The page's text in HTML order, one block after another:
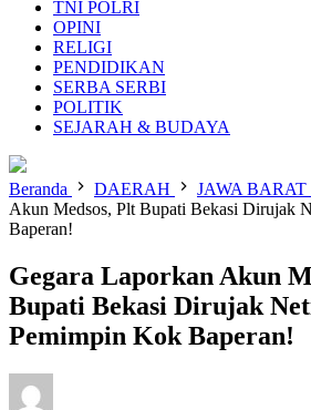
TNI POLRI
OPINI
RELIGI
PENDIDIKAN
SERBA SERBI
POLITIK
SEJARAH & BUDAYA
Beranda DAERAH JAWA BARAT
Akun Medsos, Plt Bupati Bekasi Dirujak
Baperan!
Gegara Laporkan Akun
Bupati Bekasi Dirujak
Pemimpin Kok Baperan!